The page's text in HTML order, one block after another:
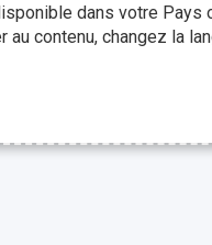
dans votre Pays
au contenu, changez la